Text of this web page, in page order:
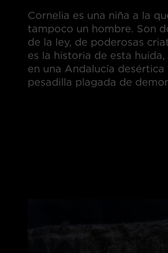
Cornelia es una niña a la
tampoco un hombre. Son
de la ley, de poderosas
es la historia de esta
en una Andalucía
pesadilla plagada de